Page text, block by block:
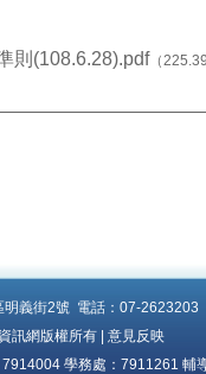
則(108.6.28).pdf（
明義街2號 電話：07-
訊網版權所有 | 意見反映
學務處：7911261 輔